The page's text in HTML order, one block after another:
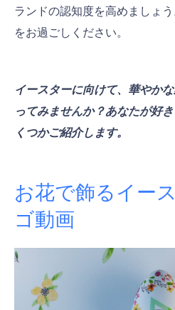
ランドの認知度を高めましょ
をお過ごしください。
イースターに向けて、華やか
ってみませんか？あなたが好
くつかご紹介します。
お花で飾るイー
ゴ動画